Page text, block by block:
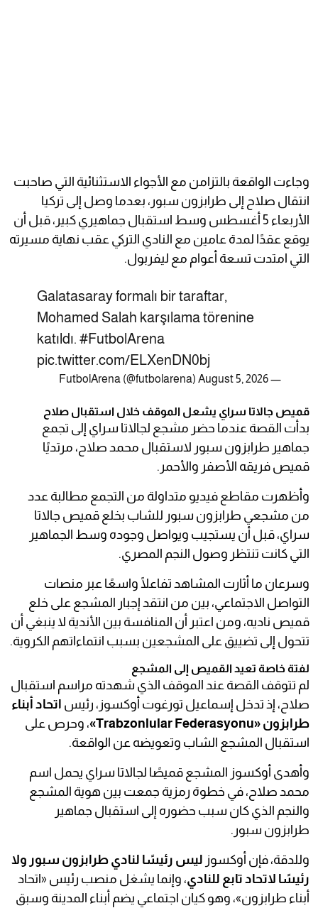
وجاءت الواقعة بالتزامن مع الأجواء الاستثنائية التي صاحبت
انتقال صلاح إلى طرابزون سبور، بعدما وصل إلى تركيا
الأربعاء 5 أغسطس وسط استقبال جماهيري كبير، قبل أن
يوقع عقدًا لمدة عامين مع النادي التركي عقب نهاية مسيرته
التي امتدت تسعة أعوام مع ليفربول.
Galatasaray formalı bir taraftar,
Mohamed Salah karşılama törenine
katıldı. #FutbolArena
pic.twitter.com/ELXenDN0bj
— FutbolArena (@futbolarena)
August 5, 2026
قميص جالاتا سراي يشعل الموقف خلال استقبال صلاح
بدأت القصة عندما حضر مشجع لجالاتا سراي إلى تجمع
جماهير طرابزون سبور لاستقبال محمد صلاح، مرتديًا
قميص فريقه الأصفر والأحمر.
وأظهرت مقاطع فيديو متداولة من التجمع مطالبة عدد
من مشجعي طرابزون سبور للشاب بخلع قميص جالاتا
سراي، قبل أن يستجيب ويواصل وجوده وسط الجماهير
التي كانت تنتظر وصول النجم المصري.
وسرعان ما أثارت المشاهد تفاعلًا واسعًا عبر منصات
التواصل الاجتماعي، بين من انتقد إجبار المشجع على خلع
قميص ناديه، ومن اعتبر أن المنافسة بين الأندية لا ينبغي أن
تتحول إلى تضييق على المشجعين بسبب انتماءاتهم الكروية.
لفتة خاصة تعيد القميص إلى المشجع
لم تتوقف القصة عند الموقف الذي شهدته مراسم استقبال
صلاح، إذ تدخل إسماعيل تورغوت أوكسوز، رئيس اتحاد أبناء
طرابزون «Trabzonlular Federasyonu»
، وحرص على
استقبال المشجع الشاب وتعويضه عن الواقعة.
وأهدى أوكسوز المشجع قميصًا لجالاتا سراي يحمل اسم
محمد صلاح، في خطوة رمزية جمعت بين هوية المشجع
والنجم الذي كان سبب حضوره إلى استقبال جماهير
طرابزون سبور.
وللدقة، فإن أوكسوز ليس رئيسًا لنادي طرابزون سبور ولا
رئيسًا لاتحاد تابع للنادي، وإنما يشغل منصب رئيس «اتحاد
أبناء طرابزون»، وهو كيان اجتماعي يضم أبناء المدينة وسبق